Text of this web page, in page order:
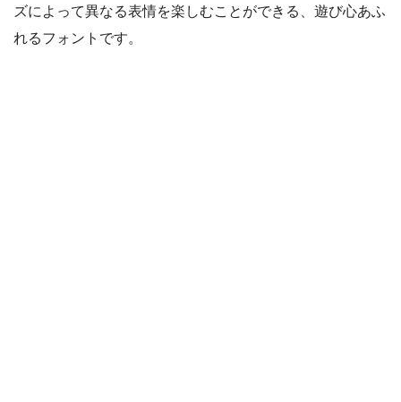
ズによって異なる表情を楽しむことができる、遊び心あふ
れるフォントです。